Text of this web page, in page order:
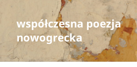
współczesna poezja
nowogrecka